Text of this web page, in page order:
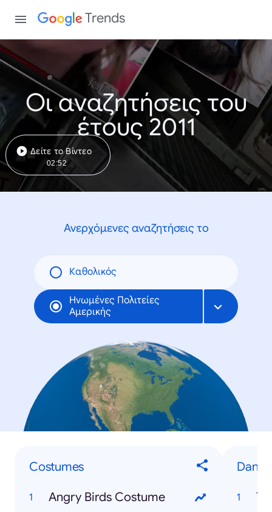
Trends
Οι αναζητήσεις του
έτους 2011
Δείτε το Βίντεο
02:52
Ανερχόμενες αναζητήσεις το
Καθολικός
Ηνωμένες Πολιτείες
Αμερικής
Costumes
Angry Birds Costume